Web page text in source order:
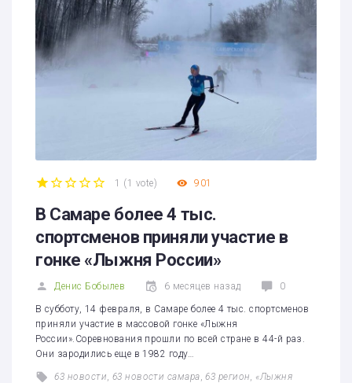
1 (1 vote) 901
В Самаре более 4 тыс.
спортсменов приняли участие в
гонке «Лыжня России»
Денис Бобылев 6 месяцев назад 0
В субботу, 14 февраля, в Самаре более 4 тыс. спортсменов
приняли участие в массовой гонке «Лыжня
России».Соревнования прошли по всей стране в 44-й раз.
Они зародились еще в 1982 году…
63 новости 63 новости самара ,63 регион
«Лыжня